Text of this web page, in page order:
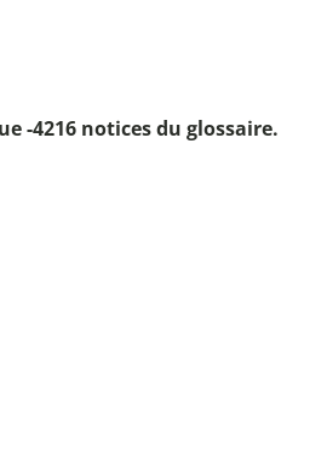
-4216 notices du glossaire.